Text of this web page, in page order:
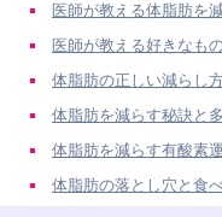
医師が教える体脂肪を
医師が教える好きなも
体脂肪の正しい減らし
体脂肪を減らす秘訣と
体脂肪を減らす有酸素
体脂肪の落とし穴と食